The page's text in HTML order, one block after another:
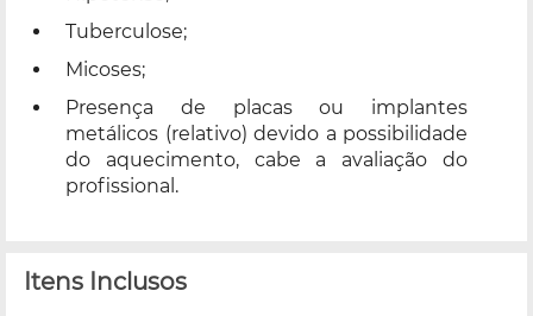
Tuberculose;
Micoses;
Presença de placas ou implantes
metálicos (relativo) devido a possibilidade
do aquecimento, cabe a avaliação do
profissional.
Itens Inclusos